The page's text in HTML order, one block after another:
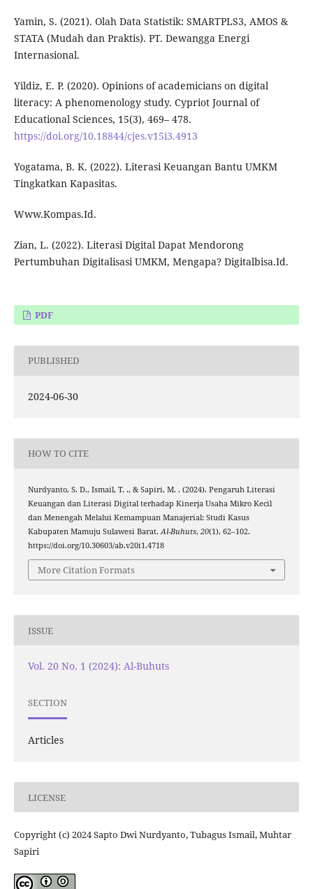
Yamin, S. (2021). Olah Data Statistik: SMARTPLS3, AMOS &
STATA (Mudah dan Praktis). PT. Dewangga Energi
Internasional.
Yildiz, E. P. (2020). Opinions of academicians on digital
literacy: A phenomenology study. Cypriot Journal of
Educational Sciences, 15(3), 469– 478.
https://doi.org/10.18844/cjes.v15i3.4913
Yogatama, B. K. (2022). Literasi Keuangan Bantu UMKM
Tingkatkan Kapasitas.
Www.Kompas.Id.
Zian, L. (2022). Literasi Digital Dapat Mendorong
Pertumbuhan Digitalisasi UMKM, Mengapa? Digitalbisa.Id.
PDF
PUBLISHED
2024-06-30
HOW TO CITE
Nurdyanto, S. D., Ismail, T. ., & Sapiri, M. . (2024). Pengaruh Literasi
Keuangan dan Literasi Digital terhadap Kinerja Usaha Mikro Kecil
dan Menengah Melalui Kemampuan Manajerial: Studi Kasus
Kabupaten Mamuju Sulawesi Barat.Al-Buhuts, 20(1), 62–102.
https://doi.org/10.30603/ab.v20i1.4718
More Citation Formats
ISSUE
Vol. 20 No. 1 (2024): Al-Buhuts
SECTION
Articles
LICENSE
Copyright (c) 2024 Sapto Dwi Nurdyanto, Tubagus Ismail, Muhtar
Sapiri